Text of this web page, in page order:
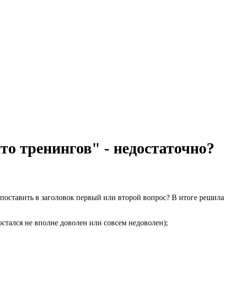
тренингов" - недостаточно?
в заголовок первый или второй вопрос? В итоге решила
не вполне доволен или совсем недоволен);